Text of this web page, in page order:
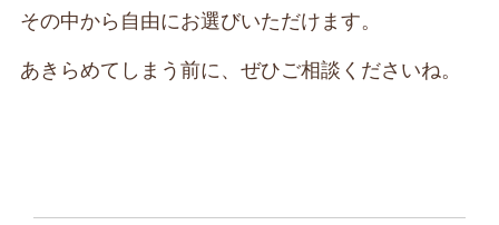
その中から自由にお選びいただけます。
あきらめてしまう前に、ぜひご相談くださいね。